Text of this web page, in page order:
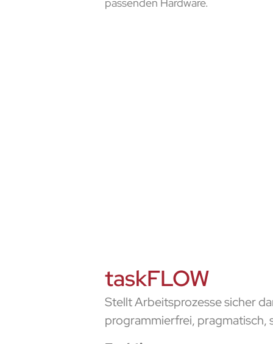
taskFLOW
Stellt Arbeitsprozesse sicher
programmierfrei, pragmatisch,